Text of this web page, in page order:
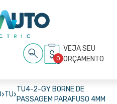
VEJA SEU
ORÇAMENTO
0
›TU›
TU4-2-GY BORNE DE
PASSAGEM PARAFUSO 4MM